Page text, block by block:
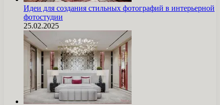
Идеи для создания стильных фотографий в интерьерной
фотостудии
25.02.2025